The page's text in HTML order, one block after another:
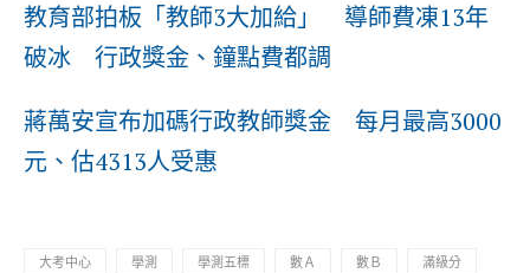
教育部拍板「教師3大加給」 導師費凍13年
破冰 行政獎金、鐘點費都調
蔣萬安宣布加碼行政教師獎金 每月最高3000
元、估4313人受惠
大考中心 學測 學測五標 數Ａ 數Ｂ 滿級分